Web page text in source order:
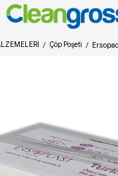
Çöp Poşeti